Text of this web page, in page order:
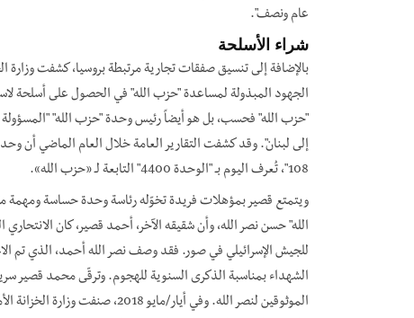
عام ونصف".
شراء الأسلحة
بالإضافة إلى تنسيق صفقات تجارية مرتبطة بروسيا، كشفت
الجهود المبذولة لمساعدة "حزب الله" في الحصول على أسلحة
"حزب الله" فحسب، بل هو أيضاً رئيس وحدة "حزب الله" "المسؤولة
إلى لبنان". وقد كشفت التقارير العامة خلال العام الماضي أن
108"،
تُعرف اليوم بـ"الوحدة 4400" التابعة لـ «حزب الله»
.
للجيش الإسرائيلي في صور. فقد وصف نصر الله أحمد، الذي تم
الشهداء بمناسبة الذكرى السنوية للهجوم. وترقّى محمد قصير
الموثوقين لنصر الله. وفي أيار/